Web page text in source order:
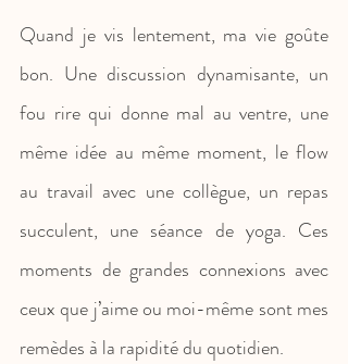
Quand je vis lentement, ma vie goûte
bon. Une discussion dynamisante, un
fou rire qui donne mal au ventre, une
même idée au même moment, le flow
au travail avec une collègue, un repas
succulent, une séance de yoga. Ces
moments de grandes connexions avec
ceux que j’aime ou moi-même sont mes
remèdes à la rapidité du quotidien.